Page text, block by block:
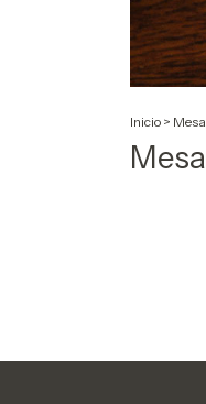
Inicio > Mesa
Mesa